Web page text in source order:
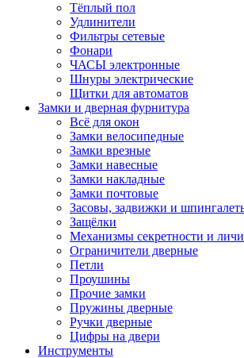
Тёплый пол
Удлинители
Фильтры сетевые
Фонари
ЧАСЫ электронные
Шнуры электрические
Щитки для автоматов
Замки и дверная фурнитура
Всё для окон
Замки велосипедные
Замки врезные
Замки навесные
Замки накладные
Замки почтовые
Засовы, задвижки и
Защёлки
Механизмы секретности и
Ограничители дверные
Петли
Проушины
Прочие замки
Пружины дверные
Ручки дверные
Цифры на двери
Инструменты